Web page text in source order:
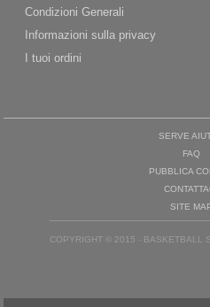
Condizioni Generali
Informazioni sulla privacy
I tuoi ordini
SERVE
FAQ
PUBBLICA
SITE
COPYRIGHT © 2015 - BASKETBALL